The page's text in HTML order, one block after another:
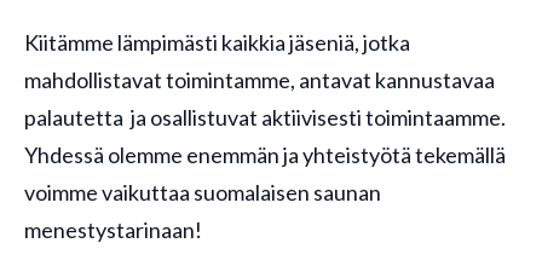
Kiitämme lämpimästi kaikkia jäseniä, jotka
mahdollistavat toimintamme, antavat kannustavaa
palautetta ja osallistuvat aktiivisesti toimintaamme.
Yhdessä olemme enemmän ja yhteistyötä tekemällä
voimme vaikuttaa suomalaisen saunan
menestystarinaan!